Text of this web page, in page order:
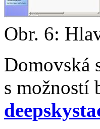
Obr. 6:
Domovská
s možností